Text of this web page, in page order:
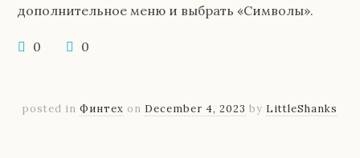
дополнительное меню и выбрать «Символы».
0 0
posted in Финтех on December 4, 2023 by LittleShanks